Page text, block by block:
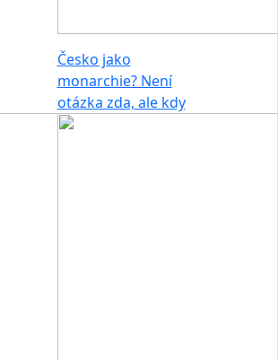
Česko jako
monarchie? Není
otázka zda, ale kdy